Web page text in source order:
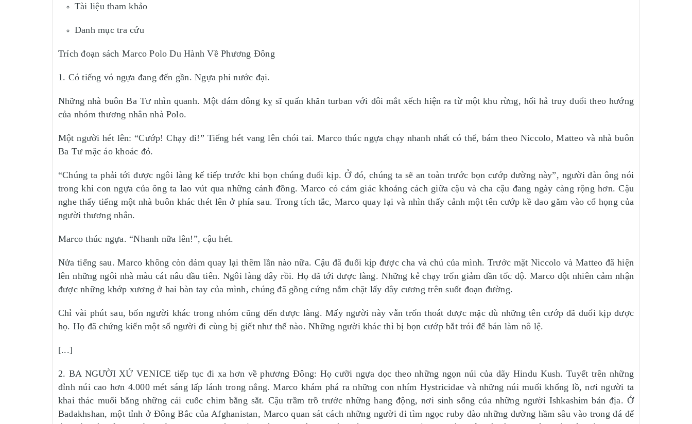
Tài liệu tham khảo
Danh mục tra cứu
Trích đoạn sách Marco Polo Du Hành Về Phương Đông
1. Có tiếng vó ngựa đang đến gần. Ngựa phi nước đại.
Những nhà buôn Ba Tư nhìn quanh. Một đám đông kỵ sĩ quấn khăn turban với đôi mắt xếch hiện ra từ một khu rừng, hối hả truy đuổi theo hướng
của nhóm thương nhân nhà Polo.
Một người hét lên: “Cướp! Chạy đi!” Tiếng hét vang lên chói tai. Marco thúc ngựa chạy nhanh nhất có thể, bám theo Niccolo, Matteo và nhà buôn
Ba Tư mặc áo khoác đỏ.
“Chúng ta phải tới được ngôi làng kế tiếp trước khi bọn chúng đuổi kịp. Ở đó, chúng ta sẽ an toàn trước bọn cướp đường này”, người đàn ông nói
trong khi con ngựa của ông ta lao vút qua những cánh đồng. Marco có cảm giác khoảng cách giữa cậu và cha cậu đang ngày càng rộng hơn. Cậu
nghe thấy tiếng một nhà buôn khác thét lên ở phía sau. Trong tích tắc, Marco quay lại và nhìn thấy cảnh một tên cướp kề dao găm vào cổ họng của
người thương nhân.
Marco thúc ngựa. “Nhanh nữa lên!”, cậu hét.
Nửa tiếng sau. Marco không còn dám quay lại thêm lần nào nữa. Cậu đã đuổi kịp được cha và chú của mình. Trước mặt Niccolo và Matteo đã hiện
lên những ngôi nhà màu cát nâu đầu tiên. Ngôi làng đây rồi. Họ đã tới được làng. Những kẻ chạy trốn giảm dần tốc độ. Marco đột nhiên cảm nhận
được những khớp xương ở hai bàn tay của mình, chúng đã gồng cứng nắm chặt lấy dây cương trên suốt đoạn đường.
Chỉ vài phút sau, bốn người khác trong nhóm cũng đến được làng. Mấy người này vẫn trốn thoát được mặc dù những tên cướp đã đuổi kịp được
họ. Họ đã chứng kiến một số người đi cùng bị giết như thế nào. Những người khác thì bị bọn cướp bắt trói để bán làm nô lệ.
[...]
2. BA NGƯỜI XỨ VENICE tiếp tục đi xa hơn về phương Đông: Họ cưỡi ngựa dọc theo những ngọn núi của dãy Hindu Kush. Tuyết trên những
đỉnh núi cao hơn 4.000 mét sáng lấp lánh trong nắng. Marco khám phá ra những con nhím Hystricidae và những núi muối khổng lồ, nơi người ta
khai thác muối bằng những cái cuốc chim bằng sắt. Cậu trầm trồ trước những hang động, nơi sinh sống của những người Ishkashim bản địa. Ở
Badakhshan, một tỉnh ở Đông Bắc của Afghanistan, Marco quan sát cách những người đi tìm ngọc ruby đào những đường hầm sâu vào trong đá để